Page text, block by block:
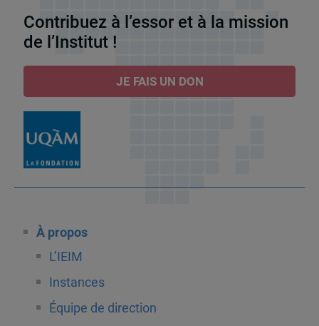
Contribuez à l’essor et à la mission
de l’Institut !
JE FAIS UN DON
À propos
L’IEIM
Instances
Équipe de direction